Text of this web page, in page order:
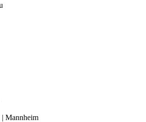
Mannheim